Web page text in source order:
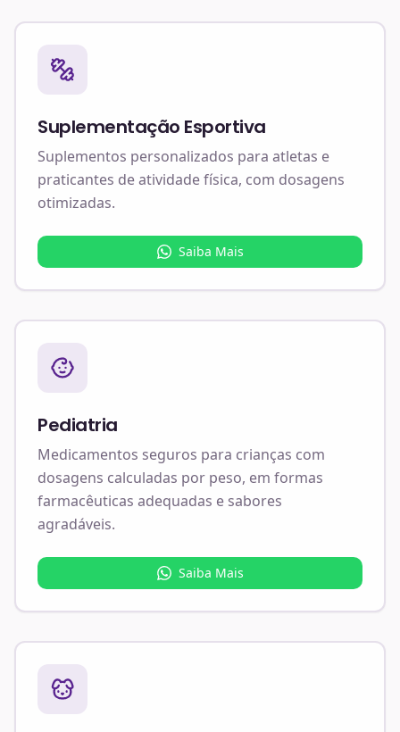
Suplementação Esportiva
Suplementos personalizados para atletas e
praticantes de atividade física, com dosagens
otimizadas.
Saiba Mais
Pediatria
Medicamentos seguros para crianças com
dosagens calculadas por peso, em formas
farmacêuticas adequadas e sabores
agradáveis.
Saiba Mais